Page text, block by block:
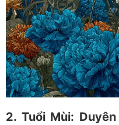
2. Tuổi Mùi: